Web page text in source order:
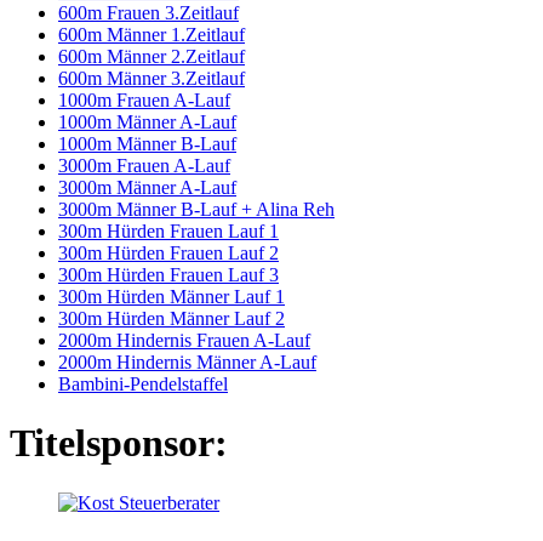
600m Frauen 3.Zeitlauf
600m Männer 1.Zeitlauf
600m Männer 2.Zeitlauf
600m Männer 3.Zeitlauf
1000m Frauen A-Lauf
1000m Männer A-Lauf
1000m Männer B-Lauf
3000m Frauen A-Lauf
3000m Männer A-Lauf
3000m Männer B-Lauf + Alina Reh
300m Hürden Frauen Lauf 1
300m Hürden Frauen Lauf 2
300m Hürden Frauen Lauf 3
300m Hürden Männer Lauf 1
300m Hürden Männer Lauf 2
2000m Hindernis Frauen A-Lauf
2000m Hindernis Männer A-Lauf
Bambini-Pendelstaffel
Titelsponsor: